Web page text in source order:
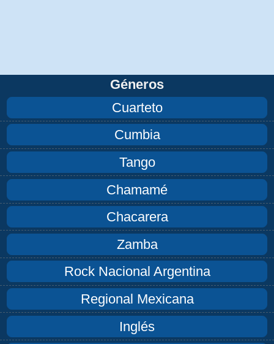
Géneros
Cuarteto
Cumbia
Tango
Chamamé
Chacarera
Zamba
Rock Nacional Argentina
Regional Mexicana
Inglés